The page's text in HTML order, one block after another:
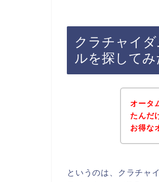
クラチャイ
ルを探してみ
オータ
たんだ
お得な
というのは、クラチャ